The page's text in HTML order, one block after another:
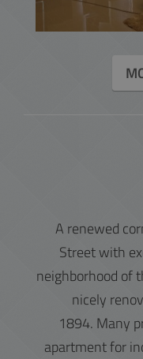
A renewed
Street with
neighborhood of
nicely
1894. Many
apartment for